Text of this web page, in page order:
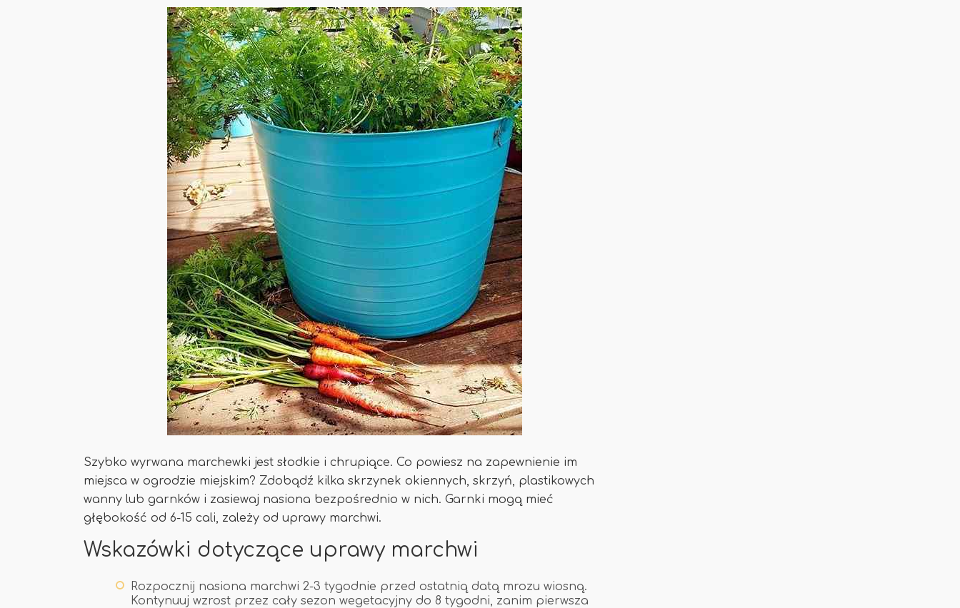
Szybko wyrwana marchewki jest słodkie i chrupiące. Co powiesz na zapewnienie im
miejsca w ogrodzie miejskim? Zdobądź kilka skrzynek okiennych, skrzyń, plastikowych
wanny lub garnków i zasiewaj nasiona bezpośrednio w nich. Garnki mogą mieć
głębokość od 6-15 cali, zależy od uprawy marchwi.
Wskazówki dotyczące uprawy marchwi
Rozpocznij nasiona marchwi 2-3 tygodnie przed ostatnią datą mrozu wiosną.
Kontynuuj wzrost przez cały sezon wegetacyjny do 8 tygodni, zanim pierwsza